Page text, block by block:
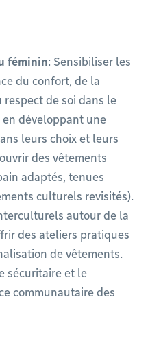
féminin: Sensibiliser les
du confort, de la
de soi dans le
développant une
leurs choix et leurs
des vêtements
adaptés, tenues
culturels revisités).
autour de la
des ateliers pratiques
de vêtements.
sécuritaire et le
communautaire des